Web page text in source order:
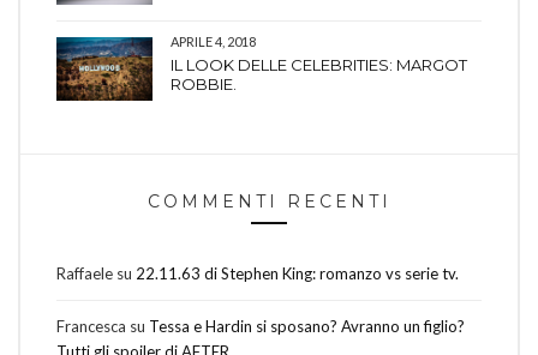
APRILE 4, 2018
IL LOOK DELLE CELEBRITIES: MARGOT
ROBBIE.
COMMENTI RECENTI
Raffaele su 22.11.63 di Stephen King: romanzo vs serie tv.
Francesca su Tessa e Hardin si sposano? Avranno un figlio?